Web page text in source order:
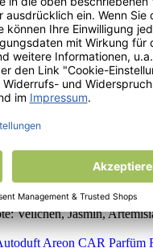
auch für kleine
Sie können den Duft
Wirkung gepaart mit
Veilchen, Jasmin,